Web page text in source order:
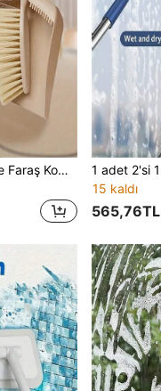
1 Set Küçük Süpürge ve Faraş Kombinasyonu - El Tipi Ahşap Temizlik Fırçası ve Faraş, Evcil Hayvan Tüyü, Koltuk, Mobilya, Seyahat İçin Mükemmel, Taşınabilir Masaüstü Süpürgesi, Evcil Hayvan Tüyü Temizliği | Ergonomik Sap | Ahşap Yapı, Mini Süpürge Seti
15 kaldı
565,76TL